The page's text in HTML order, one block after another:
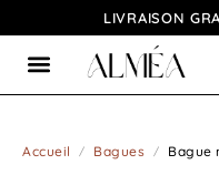
LIVRAISON
Accueil / Bagues / Bague